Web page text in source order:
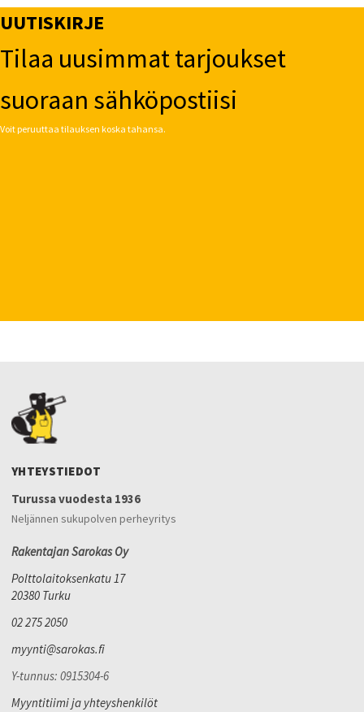
UUTISKIRJE
Tilaa uusimmat tarjoukset
suoraan sähköpostiisi
Voit peruuttaa tilauksen koska tahansa.
YHTEYSTIEDOT
Turussa vuodesta 1936
Neljännen sukupolven perheyritys
Rakentajan Sarokas Oy
Polttolaitoksenkatu 17
20380 Turku
02 275 2050
myynti@sarokas.fi
Y-tunnus: 0915304-6
Myyntitiimi ja yhteyshenkilöt